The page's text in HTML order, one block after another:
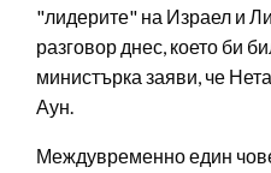
"лидерите" на Израел и
разговор днес, което би
министърка заяви, че
Аун.
Междувременно един